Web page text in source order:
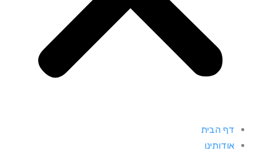
דף הבית
אודותינו